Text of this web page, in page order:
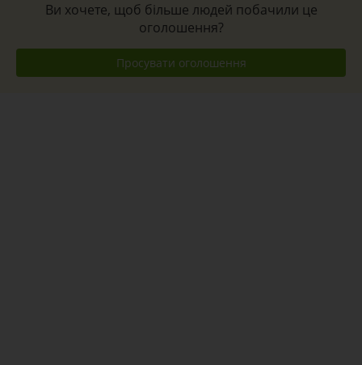
Ви хочете, щоб більше людей побачили це
оголошення?
Просувати оголошення